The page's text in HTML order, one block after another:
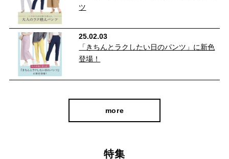
ツ
25.02.03
「きちんとラクしたい日のパンツ」に新色
登場！
more
特集